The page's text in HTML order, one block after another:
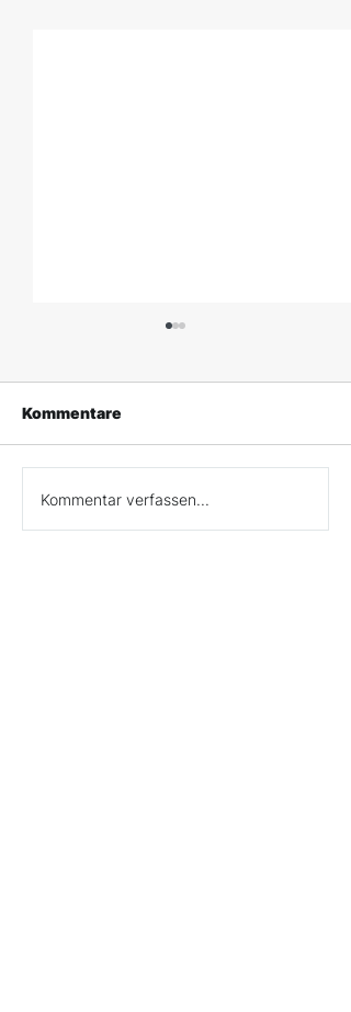
«SRF Para-Challenge»
oder auch «Taugt
Kommentare
Kommentar verfassen...